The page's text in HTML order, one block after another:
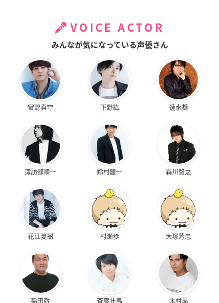
VOICE ACTOR
みんなが気になっている声優さん
宮野真守 下野紘 速水奨
諏訪部順一 鈴村健一 森川智之
花江夏樹 村瀬歩 大塚芳忠
稲田徹 斉藤壮馬 木村昴